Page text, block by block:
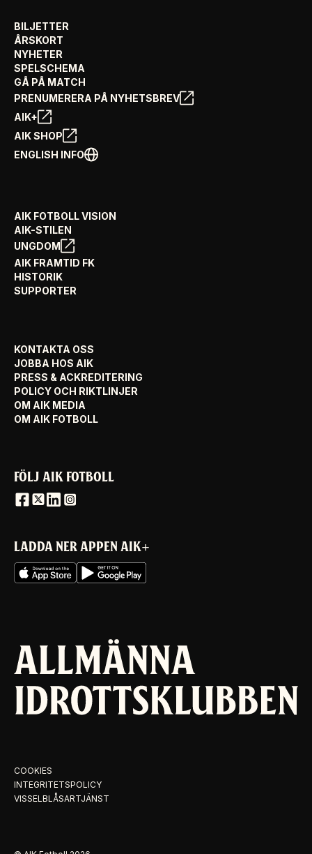
BILJETTER
ÅRSKORT
NYHETER
SPELSCHEMA
GÅ PÅ MATCH
PRENUMERERA PÅ NYHETSBREV
AIK+
AIK SHOP
ENGLISH INFO
AIK FOTBOLL VISION
AIK-STILEN
UNGDOM
AIK FRAMTID FK
HISTORIK
SUPPORTER
KONTAKTA OSS
JOBBA HOS AIK
PRESS & ACKREDITERING
POLICY OCH RIKTLINJER
OM AIK MEDIA
OM AIK FOTBOLL
FÖLJ AIK FOTBOLL
LADDA NER APPEN AIK+
COOKIES
INTEGRITETSPOLICY
VISSELBLÅSARTJÄNST